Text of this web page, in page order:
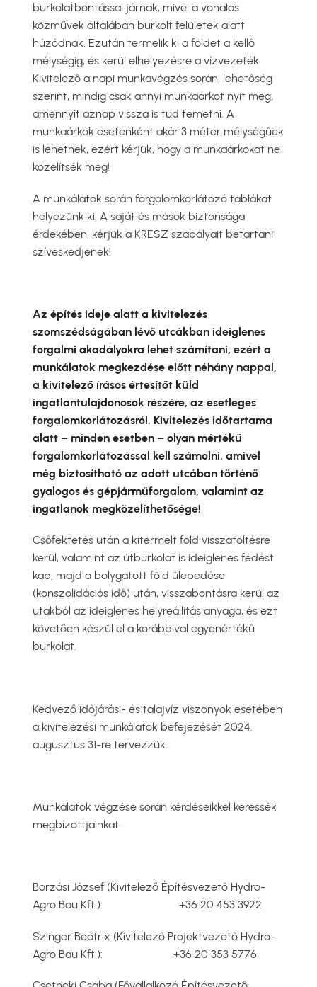
burkolatbontással járnak, mivel a vonalas
közművek általában burkolt felületek alatt
húzódnak. Ezután termelik ki a földet a kellő
mélységig, és kerül elhelyezésre a vízvezeték.
Kivitelező a napi munkavégzés során, lehetőség
szerint, mindig csak annyi munkaárkot nyit meg,
amennyit aznap vissza is tud temetni. A
munkaárkok esetenként akár 3 méter mélységűek
is lehetnek, ezért kérjük, hogy a munkaárkokat ne
közelítsék meg!
A munkálatok során forgalomkorlátozó táblákat
helyezünk ki. A saját és mások biztonsága
érdekében, kérjük a KRESZ szabályait betartani
szíveskedjenek!
Az építés ideje alatt a kivitelezés
szomszédságában lévő utcákban ideiglenes
forgalmi akadályokra lehet számítani, ezért a
munkálatok megkezdése előtt néhány nappal,
a kivitelező írásos értesítőt küld
ingatlantulajdonosok részére, az esetleges
forgalomkorlátozásról. Kivitelezés időtartama
alatt – minden esetben – olyan mértékű
forgalomkorlátozással kell számolni, amivel
még biztosítható az adott utcában történő
gyalogos és gépjárműforgalom, valamint az
ingatlanok megközelíthetősége!
Csőfektetés után a kitermelt föld visszatöltésre
kerül, valamint az útburkolat is ideiglenes fedést
kap, majd a bolygatott föld ülepedése
(konszolidációs idő) után, visszabontásra kerül az
utakból az ideiglenes helyreállítás anyaga, és ezt
követően készül el a korábbival egyenértékű
burkolat.
Kedvező időjárási- és talajvíz viszonyok esetében
a kivitelezési munkálatok befejezését 2024.
augusztus 31-re tervezzük.
Munkálatok végzése során kérdéseikkel keressék
megbízottjainkat:
Borzási József (Kivitelező Építésvezető Hydro-
Agro Bau Kft.): +36 20 453 3922
Szinger Beatrix (Kivitelező Projektvezető Hydro-
Agro Bau Kft.): +36 20 353 5776